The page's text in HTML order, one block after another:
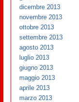
dicembre 2013
novembre 2013
ottobre 2013
settembre 2013
agosto 2013
luglio 2013
giugno 2013
maggio 2013
aprile 2013
marzo 2013